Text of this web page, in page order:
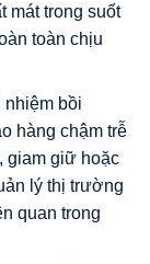
mát trong suốt
toàn chịu
bồi
hàng chậm trễ
giam giữ hoặc
lý thị trường
quan trong